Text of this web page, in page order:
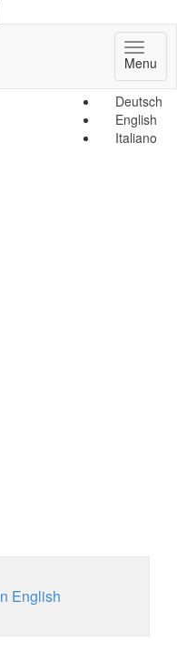
Deutsch
English
Italiano
Menu
English